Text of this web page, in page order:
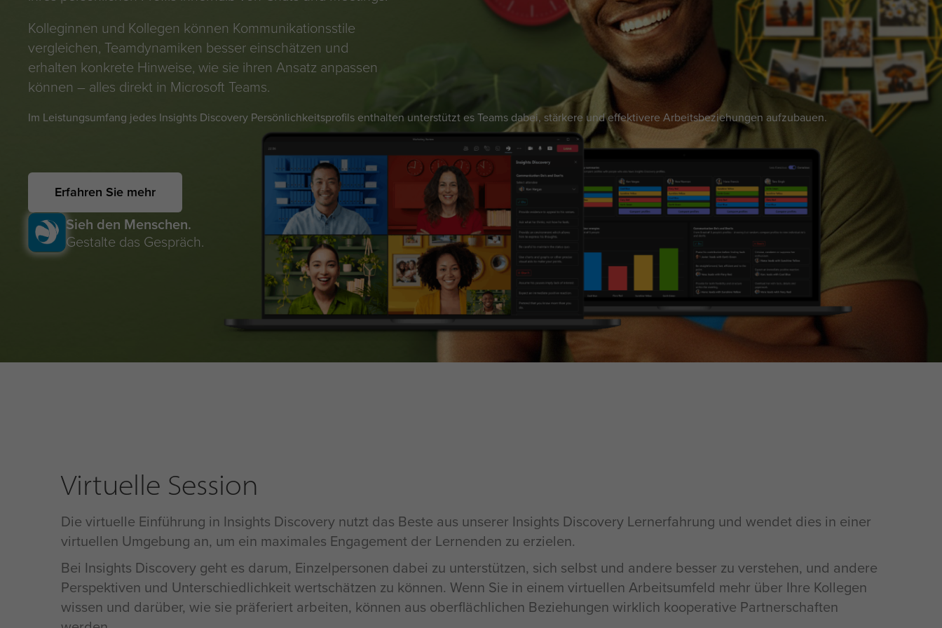
Kolleginnen und Kollegen können Kommunikationsstile
vergleichen, Teamdynamiken besser einschätzen und
erhalten konkrete Hinweise, wie sie ihren Ansatz anpassen
können – alles direkt in Microsoft Teams.
Im Leistungsumfang jedes Insights Discovery Persönlichkeitsprofils enthalten unterstützt es Teams dabei, stärkere und effektivere Arbeitsbeziehungen aufzubauen.
Erfahren Sie mehr
Sieh den Menschen.
Gestalte das Gespräch.
Virtuelle Session
Die virtuelle Einführung in Insights Discovery nutzt das Beste aus unserer Insights Discovery Lernerfahrung und wendet dies in einer
virtuellen Umgebung an, um ein maximales Engagement der Lernenden zu erzielen.
Bei Insights Discovery geht es darum, Einzelpersonen dabei zu unterstützen, sich selbst und andere besser zu verstehen, und andere
Perspektiven und Unterschiedlichkeit wertschätzen zu können. Wenn Sie in einem virtuellen Arbeitsumfeld mehr über Ihre Kollegen
wissen und darüber, wie sie präferiert arbeiten, können aus oberflächlichen Beziehungen wirklich kooperative Partnerschaften